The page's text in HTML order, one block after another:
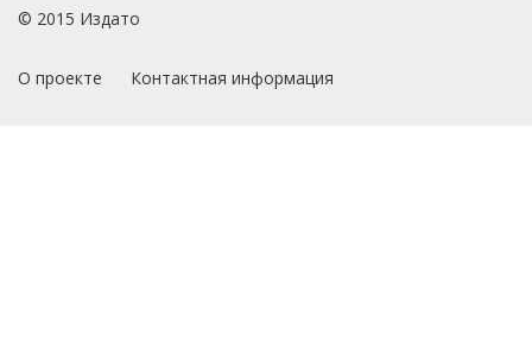
© 2015 Издато
О проекте Контактная информация